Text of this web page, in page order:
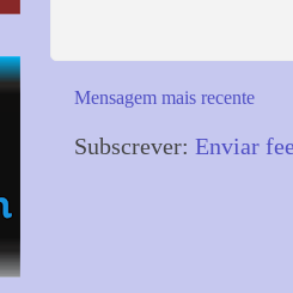
Mensagem mais recente
Subscrever: Enviar